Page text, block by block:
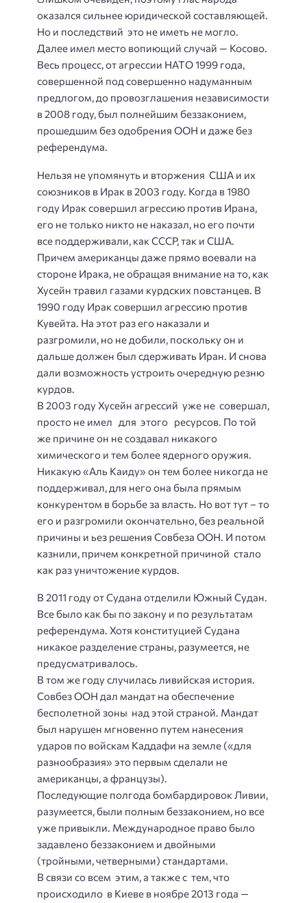
оказался сильнее юридической составляющей.
Но и последствий это не иметь не могло.
Далее имел место вопиющий случай — Косово.
Весь процесс, от агрессии НАТО 1999 года,
совершенной под совершенно надуманным
предлогом, до провозглашения независимости
в 2008 году, был полнейшим беззаконием,
прошедшим без одобрения ООН и даже без
референдума.
Нельзя не упомянуть и вторжения США и их
союзников в Ирак в 2003 году. Когда в 1980
году Ирак совершил агрессию против Ирана,
его не только никто не наказал, но его почти
все поддерживали, как СССР, так и США.
Причем американцы даже прямо воевали на
стороне Ирака, не обращая внимание на то, как
Хусейн травил газами курдских повстанцев. В
1990 году Ирак совершил агрессию против
Кувейта. На этот раз его наказали и
разгромили, но не добили, поскольку он и
дальше должен был сдерживать Иран. И снова
дали возможность устроить очередную резню
курдов.
В 2003 году Хусейн агрессий уже не совершал,
просто не имел для этого ресурсов. По той
же причине он не создавал никакого
химического и тем более ядерного оружия.
Никакую «Аль Каиду» он тем более никогда не
поддерживал, для него она была прямым
конкурентом в борьбе за власть. Но вот тут – то
его и разгромили окончательно, без реальной
причины и ьез решения Совбеза ООН. И потом
казнили, причем конкретной причиной стало
как раз уничтожение курдов.
В 2011 году от Судана отделили Южный Судан.
Все было как бы по закону и по результатам
референдума. Хотя конституцией Судана
никакое разделение страны, разумеется, не
предусматривалось.
В том же году случилась ливийская история.
Совбез ООН дал мандат на обеспечение
бесполетной зоны над этой страной. Мандат
был нарушен мгновенно путем нанесения
ударов по войскам Каддафи на земле («для
разнообразия» это первым сделали не
американцы, а французы).
Последующие полгода бомбардировок Ливии,
разумеется, были полным беззаконием, но все
уже привыкли. Международное право было
задавлено беззаконием и двойными
(тройными, четверными) стандартами.
В связи со всем этим, а также с тем, что
происходило в Киеве в ноябре 2013 года —